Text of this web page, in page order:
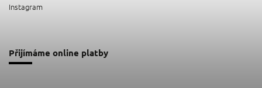
Instagram
Přijímáme online platby